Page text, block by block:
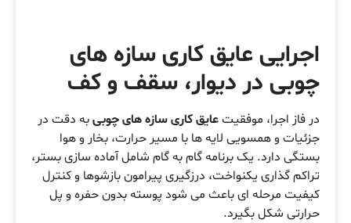
اجرایی عایق کاری سازه های
چوبی در دیوار، سقف و کف
در فاز اجرا، موفقیتعایق کاری سازه های چوبیبه دقت در
جزئیات و همسویی لایه ها با مسیر حرارت، بخار و هوا
بستگی دارد. یک برنامه گام به گام شامل آماده سازی بستر،
تراکم گذاری یکنواخت، درزگیری پیرامون بازشوها و کنترل
کیفیت مرحله ای باعث می شود پوسته بدون حفره و پل
حرارتی شکل بگیرد.